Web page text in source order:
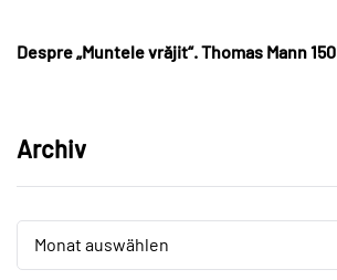
Despre „Muntele vrăjit“. Thomas Mann 150
Archiv
Archiv
Monat auswählen
Archiv